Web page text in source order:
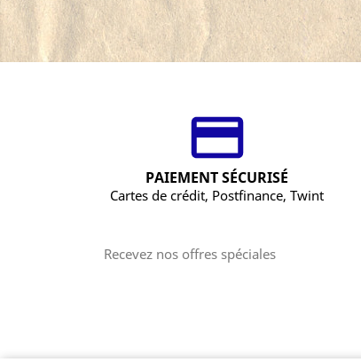
PAIEMENT SÉCURISÉ
Cartes de crédit, Postfinance, Twint
Recevez nos offres spéciales